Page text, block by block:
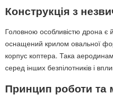
Конструкція з
Головною особливістю дрона є
оснащений крилом овальної
корпус коптера. Така
серед інших безпілотників і
Принцип роботи та